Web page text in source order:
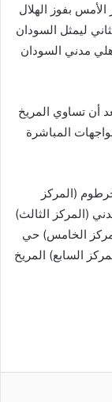
بفوز الهلال
ليمثل السودان
مدني السودان
أن تساوي المريخ
المباشرة
(المركز
(المركز الثالث)
الخامس) حي
السابع) المريخ